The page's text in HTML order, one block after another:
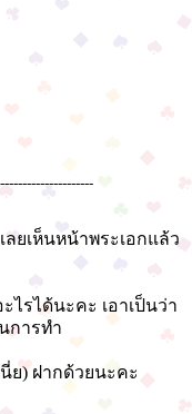
ลยเห็นหน้าพระเอกแล้ว
ไรได้นะคะ เอาเป็นว่า
การทำ
ย) ฝากด้วยนะคะ